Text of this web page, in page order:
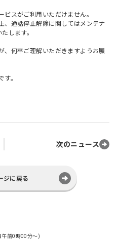
スがご利用いただけません。
通話停止解除に関してはメンテナ
します。
、何卒ご理解いただきますようお願
。
次のニュース
ジに戻る
午前0時00分～)